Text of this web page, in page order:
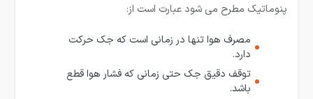
پنوماتیک مطرح می شود عبارت است از:
مصرف هوا تنها در زمانی است که جک حرکت
دارد.
توقف دقیق جک حتی زمانی که فشار هوا قطع
باشد.